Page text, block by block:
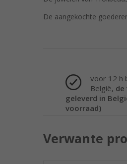
De aangekochte
voor 12 h
België, de
geleverd in
voorraad)
Verwante